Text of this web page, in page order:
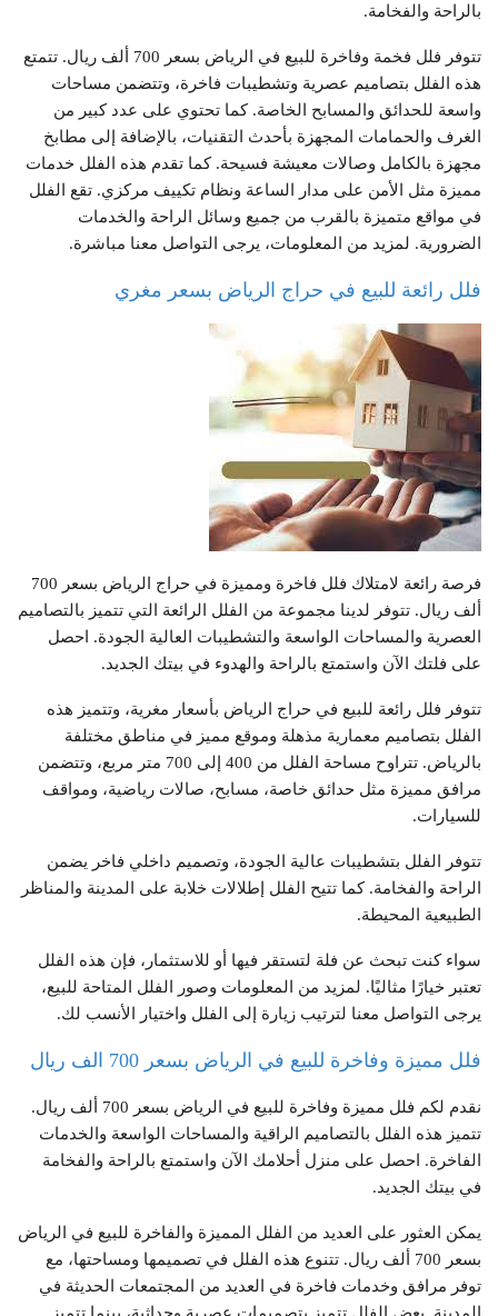
بالراحة والفخامة.
تتوفر فلل فخمة وفاخرة للبيع في الرياض بسعر 700 ألف ريال. تتمتع
هذه الفلل بتصاميم عصرية وتشطيبات فاخرة، وتتضمن مساحات
واسعة للحدائق والمسابح الخاصة. كما تحتوي على عدد كبير من
الغرف والحمامات المجهزة بأحدث التقنيات، بالإضافة إلى مطابخ
مجهزة بالكامل وصالات معيشة فسيحة. كما تقدم هذه الفلل خدمات
مميزة مثل الأمن على مدار الساعة ونظام تكييف مركزي. تقع الفلل
في مواقع متميزة بالقرب من جميع وسائل الراحة والخدمات
الضرورية. لمزيد من المعلومات، يرجى التواصل معنا مباشرة.
فلل رائعة للبيع في حراج الرياض بسعر مغري
فرصة رائعة لامتلاك فلل فاخرة ومميزة في حراج الرياض بسعر 700
ألف ريال. تتوفر لدينا مجموعة من الفلل الرائعة التي تتميز بالتصاميم
العصرية والمساحات الواسعة والتشطيبات العالية الجودة. احصل
على فلتك الآن واستمتع بالراحة والهدوء في بيتك الجديد.
تتوفر فلل رائعة للبيع في حراج الرياض بأسعار مغرية، وتتميز هذه
الفلل بتصاميم معمارية مذهلة وموقع مميز في مناطق مختلفة
بالرياض. تتراوح مساحة الفلل من 400 إلى 700 متر مربع، وتتضمن
مرافق مميزة مثل حدائق خاصة، مسابح، صالات رياضية، ومواقف
للسيارات.
تتوفر الفلل بتشطيبات عالية الجودة، وتصميم داخلي فاخر يضمن
الراحة والفخامة. كما تتيح الفلل إطلالات خلابة على المدينة والمناظر
الطبيعية المحيطة.
سواء كنت تبحث عن فلة لتستقر فيها أو للاستثمار، فإن هذه الفلل
تعتبر خيارًا مثاليًا. لمزيد من المعلومات وصور الفلل المتاحة للبيع،
يرجى التواصل معنا لترتيب زيارة إلى الفلل واختيار الأنسب لك.
فلل مميزة وفاخرة للبيع في الرياض بسعر 700 الف ريال
نقدم لكم فلل مميزة وفاخرة للبيع في الرياض بسعر 700 ألف ريال.
تتميز هذه الفلل بالتصاميم الراقية والمساحات الواسعة والخدمات
الفاخرة. احصل على منزل أحلامك الآن واستمتع بالراحة والفخامة
في بيتك الجديد.
يمكن العثور على العديد من الفلل المميزة والفاخرة للبيع في الرياض
بسعر 700 ألف ريال. تتنوع هذه الفلل في تصميمها ومساحتها، مع
توفر مرافق وخدمات فاخرة في العديد من المجتمعات الحديثة في
المدينة. بعض الفلل تتميز بتصميمات عصرية وحداثية، بينما تتميز